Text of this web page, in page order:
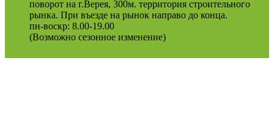
поворот на г.Верея, 300м. территория строительного
рынка. При въезде на рынок направо до конца.
пн-воскр: 8.00-19.00
(Возможно сезонное изменение)